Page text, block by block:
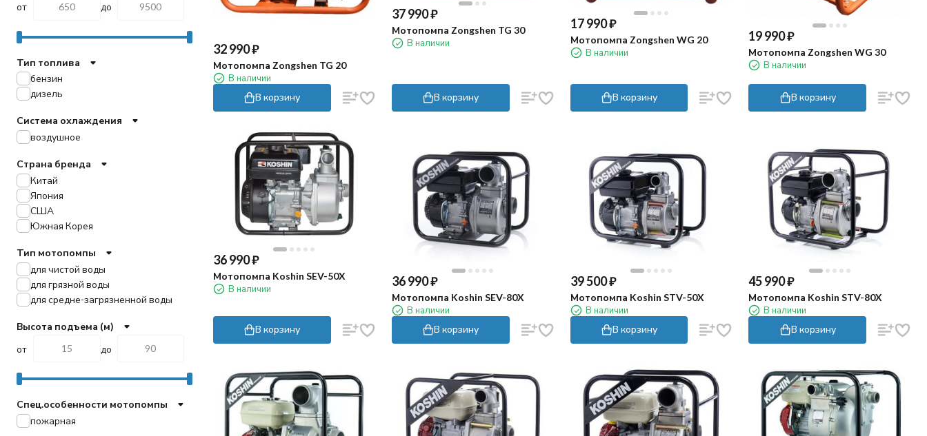
32 990₽
Мотопомпа Zongshen TG 20
В наличии
В корзину
37 990₽
Мотопомпа Zongshen TG 30
В наличии
В корзину
17 990₽
Мотопомпа Zongshen WG 20
В наличии
В корзину
19 990₽
Мотопомпа Zongshen WG 30
В наличии
В корзину
36 990₽
Мотопомпа Koshin SEV-50X
В наличии
В корзину
36 990₽
Мотопомпа Koshin SEV-80X
В наличии
В корзину
39 500₽
Мотопомпа Koshin STV-50X
В наличии
В корзину
45 990₽
Мотопомпа Koshin STV-80X
В наличии
В корзину
от
до
Тип топлива
бензин
дизель
Система охлаждения
воздушное
Страна бренда
Китай
Япония
США
Южная Корея
Тип мотопомпы
для чистой воды
для грязной воды
для средне-загрязненной воды
Высота подъема (м)
от
до
Спец.особенности мотопомпы
пожарная